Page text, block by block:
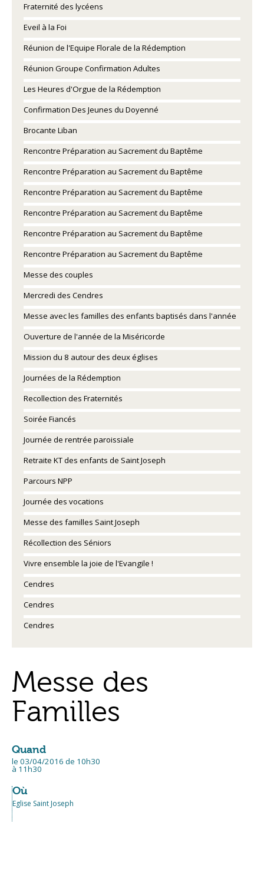
Fraternité des lycéens
Eveil à la Foi
Réunion de l'Equipe Florale de la Rédemption
Réunion Groupe Confirmation Adultes
Les Heures d'Orgue de la Rédemption
Confirmation Des Jeunes du Doyenné
Brocante Liban
Rencontre Préparation au Sacrement du Baptême
Rencontre Préparation au Sacrement du Baptême
Rencontre Préparation au Sacrement du Baptême
Rencontre Préparation au Sacrement du Baptême
Rencontre Préparation au Sacrement du Baptême
Rencontre Préparation au Sacrement du Baptême
Messe des couples
Mercredi des Cendres
Messe avec les familles des enfants baptisés dans l'année
Ouverture de l'année de la Miséricorde
Mission du 8 autour des deux églises
Journées de la Rédemption
Recollection des Fraternités
Soirée Fiancés
Journée de rentrée paroissiale
Retraite KT des enfants de Saint Joseph
Parcours NPP
Journée des vocations
Messe des familles Saint Joseph
Récollection des Séniors
Vivre ensemble la joie de l'Evangile !
Cendres
Cendres
Cendres
Messe des
Familles
Quand
le 03/04/2016 de 10h30
à 11h30
Où
Eglise Saint Joseph